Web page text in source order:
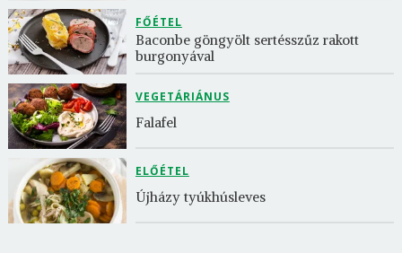
FŐÉTEL
Baconbe göngyölt sertésszűz rakott
burgonyával
VEGETÁRIÁNUS
Falafel
ELŐÉTEL
Újházy tyúkhúsleves